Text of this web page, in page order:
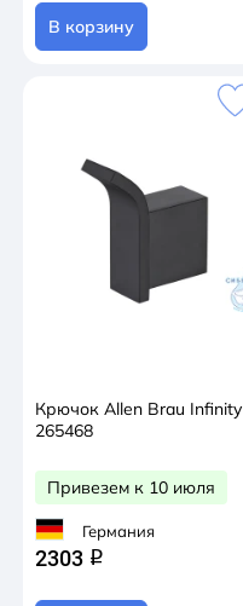
В корзину
Крючок Allen Brau Infinity
265468
Привезем к 10 июля
Германия
2303 q